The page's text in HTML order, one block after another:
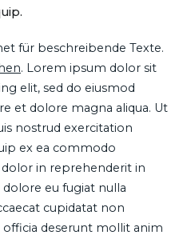
für beschreibende Texte.
. Lorem ipsum dolor sit
elit, sed do eiusmod
et dolore magna aliqua. Ut
nostrud exercitation
ex ea commodo
dolor in reprehenderit in
eu fugiat nulla
cupidatat non
deserunt mollit anim